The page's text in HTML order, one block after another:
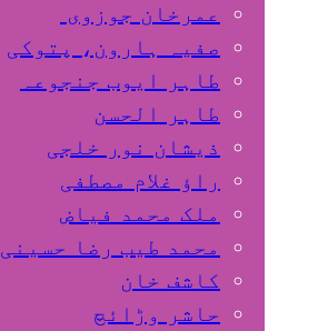
عمرخان جوزوی
صفیہ ہارون، پتوکی
طاہر ایوب جنجوعہ
طاہر الحسن
ذیشان نور خلجی
راﺅ غلام مصطفی
ملک محمد فیاض
محمد طیب رضا حسینی
کاشف خان
حاشر وڑائچ